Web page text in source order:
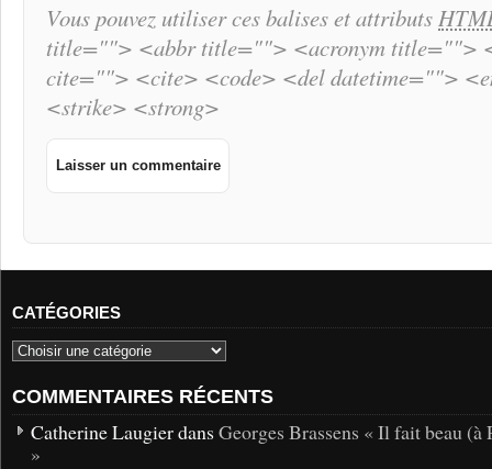
Vous pouvez utiliser ces balises et attributs
title=""> <abbr title=""> <acronym title="">
cite=""> <cite> <code> <del datetime="">
<strike> <strong>
CATÉGORIES
COMMENTAIRES RÉCENTS
Catherine Laugier dans Georges Brassens « Il fait beau (à
»